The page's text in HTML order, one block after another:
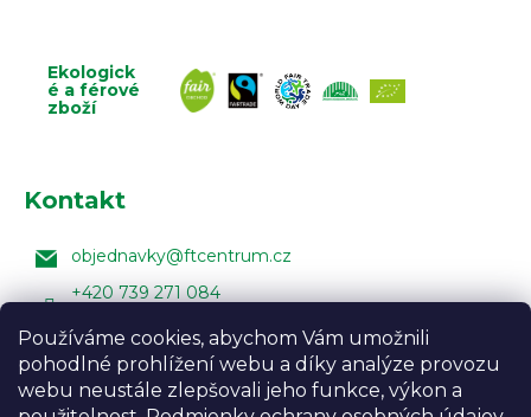
Používáme cookies, abychom Vám umožnili
pohodlné prohlížení webu a díky analýze provozu
webu neustále zlepšovali jeho funkce, výkon a
Ekologick
é a férové
zboží
Kontakt
objednavky@ftcentrum.cz
+420 739 271 084
Facebook Fair Trade Centra
FairTradeCentrumcz